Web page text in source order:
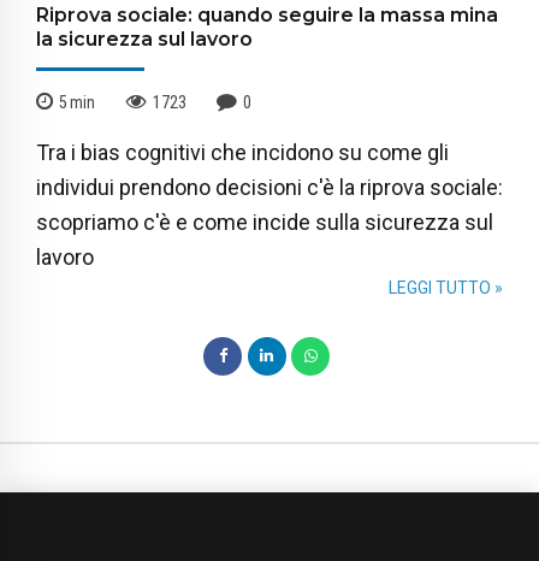
Riprova sociale: quando seguire la massa mina
la sicurezza sul lavoro
5min 1723 0
Tra i bias cognitivi che incidono su come gli
individui prendono decisioni c'è la riprova sociale:
scopriamo c'è e come incide sulla sicurezza sul
lavoro
LEGGI TUTTO »